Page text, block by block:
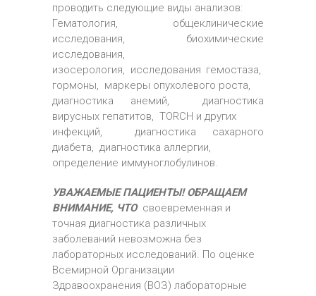
проводить следующие виды анализов:
Гематология, общеклинические
исследования, биохимические
исследования,
изосерология, исследования гемостаза,
гормоны, маркеры опухолевого роста,
диагностика анемий, диагностика
вирусных гепатитов, TORCH и других
инфекций, диагностика сахарного
диабета, диагностика аллергии,
определение иммуноглобулинов.
УВАЖАЕМЫЕ ПАЦИЕНТЫ! ОБРАЩАЕМ
ВНИМАНИЕ, ЧТО своевременная и
точная диагностика различных
заболеваний невозможна без
лабораторных исследований. По оценке
Всемирной Организации
Здравоохранения (ВОЗ) лабораторные